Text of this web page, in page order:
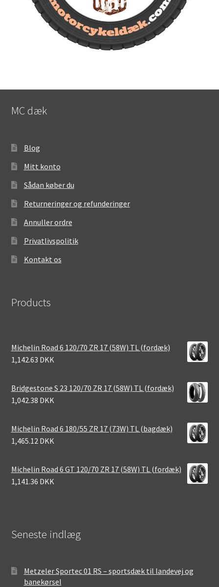
MC dæk
Blog
Mitt konto
Sådan køber du
Returneringer og refunderinger
Annuller ordre
Privatlivspolitik
Kontakt os
Products
Michelin Road 6 120/70 ZR 17 (58W) TL (fordæk)
1,142.63 DKK
Bridgestone S 23 120/70 ZR 17 (58W) TL (fordæk)
1,042.38 DKK
Michelin Road 6 180/55 ZR 17 (73W) TL (bagdæk)
1,465.12 DKK
Michelin Road 6 GT 120/70 ZR 17 (58W) TL (fordæk)
1,141.36 DKK
Seneste indlæg
Metzeler Sportec 01 RS – sportsdæk til landevej og
banekørsel